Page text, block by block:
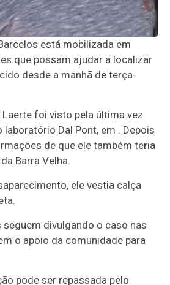
está mobilizada em
que possam ajudar a localizar
desde a manhã de terça-
foi visto pela última vez
Dal Pont, em . Depois
de que ele também teria
Barra Velha.
ele vestia calça
divulgando o caso nas
o apoio da comunidade para
pode ser repassada pelo